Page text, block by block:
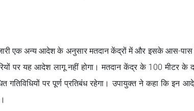
एक अन्य आदेश के अनुसार मतदान केंद्रों में और इसके आस-पास
पर यह आदेश लागू नहीं होगा। मतदान केंद्र के 100 मीटर के
गतिविधियों पर पूर्ण प्रतिबंध रहेगा। उपायुक्त ने कहा कि इन